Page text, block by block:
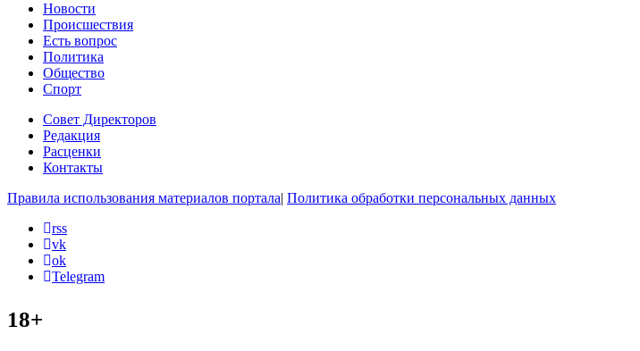
Новости
Происшествия
Есть вопрос
Политика
Общество
Спорт
Совет Директоров
Редакция
Расценки
Контакты
Правила использования материалов портала| Политика обработки персональных данных
rss
vk
ok
Telegram
18+